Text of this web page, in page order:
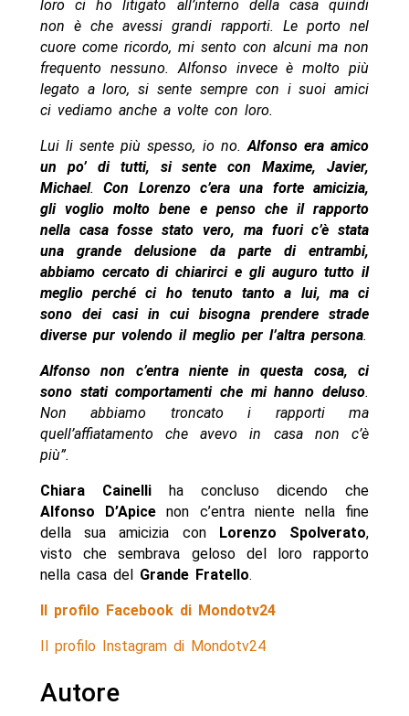
loro ci ho litigato all’interno della casa quindi
non è che avessi grandi rapporti. Le porto nel
cuore come ricordo, mi sento con alcuni ma non
frequento nessuno. Alfonso invece è molto più
legato a loro, si sente sempre con i suoi amici
ci vediamo anche a volte con loro.
Lui li sente più spesso, io no. Alfonso era amico
un po’ di tutti, si sente con Maxime, Javier,
Michael.Con Lorenzo c’era una forte amicizia,
gli voglio molto bene e penso che il rapporto
nella casa fosse stato vero, ma fuori c’è stata
una grande delusione da parte di entrambi,
abbiamo cercato di chiarirci e gli auguro tutto il
meglio perché ci ho tenuto tanto a lui, ma ci
sono dei casi in cui bisogna prendere strade
diverse pur volendo il meglio per l’altra persona.
Alfonso non c’entra niente in questa cosa, ci
sono stati comportamenti che mi hanno deluso.
Non abbiamo troncato i rapporti ma
quell’affiatamento che avevo in casa non c’è
più”.
Chiara Cainelli ha concluso dicendo che
Alfonso D’Apice non c’entra niente nella fine
della sua amicizia con Lorenzo Spolverato,
visto che sembrava geloso del loro rapporto
nella casa delGrande Fratello.
Il profilo Facebook di Mondotv24
Il profilo Instagram di Mondotv24
Autore